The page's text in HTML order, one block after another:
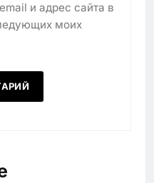
и адрес сайта в
моих